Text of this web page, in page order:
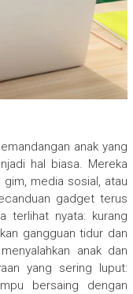
anak yang
hal biasa. Mereka
media sosial, atau
gadget terus
terlihat nyata: kurang
gangguan tidur dan
anak dan
yang sering luput:
bersaing dengan